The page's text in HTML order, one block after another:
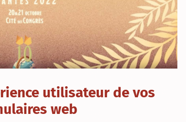
utilisateur de vos
web